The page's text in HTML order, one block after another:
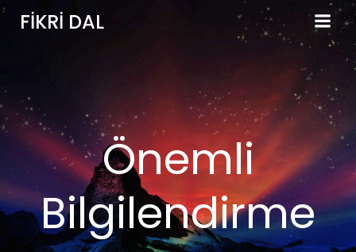
FIKRI DAL
Önemli
Bilgilendirme